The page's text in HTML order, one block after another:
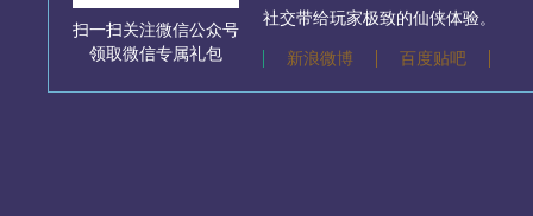
扫一扫关注微信公众号
领取微信专属礼包
社交带给玩家极致的仙侠体验。
新浪微博 百度贴吧